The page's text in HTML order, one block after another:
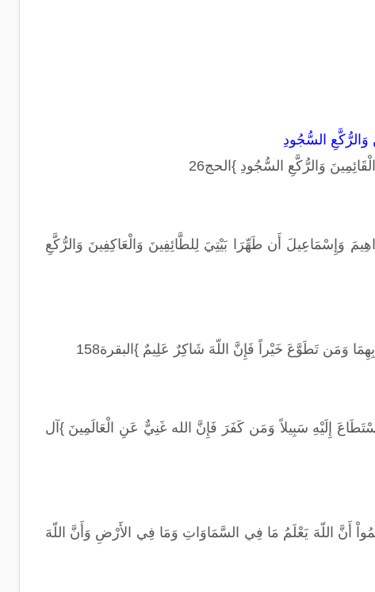
وَالرُّكَّعِ السُّجُودِ
وَالرُّكَّعِ السُّجُودِ }الحج26
وَإِسْمَاعِيلَ أَن طَهِّرَا بَيْتِيَ لِلطَّائِفِينَ وَالْعَاكِفِينَ وَالرُّكَّعِ
وَمَن تَطَوَّعَ خَيْراً فَإِنَّ اللّهَ شَاكِرٌ عَلِيمٌ }البقرة158
إِلَيْهِ سَبِيلاً وَمَن كَفَرَ فَإِنَّ الله غَنِيٌّ عَنِ الْعَالَمِينَ }آل
أَنَّ اللّهَ يَعْلَمُ مَا فِي السَّمَاوَاتِ وَمَا فِي الأَرْضِ وَأَنَّ اللّهَ